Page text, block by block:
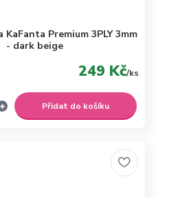
KaFanta Premium 3PLY 3mm
- dark beige
249 Kč/ks
Přidat do košíku